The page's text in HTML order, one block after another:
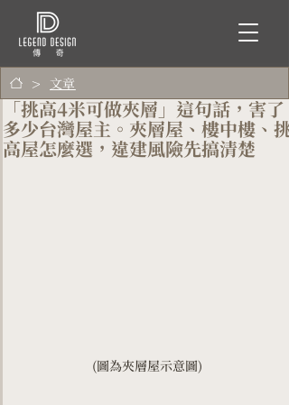
> 文章
「挑高4米可做夾層」這句話，害了
多少台灣屋主。夾層屋、樓中樓、挑
高屋怎麼選，違建風險先搞清楚
(圖為夾層屋示意圖)